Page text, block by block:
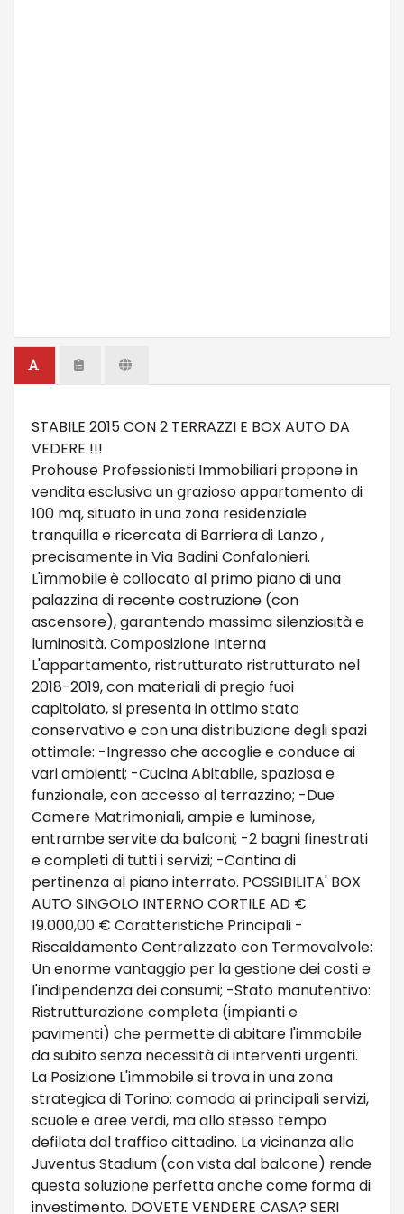
STABILE 2015 CON 2 TERRAZZI E BOX AUTO DA
VEDERE !!!
Prohouse Professionisti Immobiliari propone in
vendita esclusiva un grazioso appartamento di
100 mq, situato in una zona residenziale
tranquilla e ricercata di Barriera di Lanzo ,
precisamente in Via Badini Confalonieri.
L'immobile è collocato al primo piano di una
palazzina di recente costruzione (con
ascensore), garantendo massima silenziosità e
luminosità. Composizione Interna
L'appartamento, ristrutturato ristrutturato nel
2018-2019, con materiali di pregio fuoi
capitolato, si presenta in ottimo stato
conservativo e con una distribuzione degli spazi
ottimale: -Ingresso che accoglie e conduce ai
vari ambienti; -Cucina Abitabile, spaziosa e
funzionale, con accesso al terrazzino; -Due
Camere Matrimoniali, ampie e luminose,
entrambe servite da balconi; -2 bagni finestrati
e completi di tutti i servizi; -Cantina di
pertinenza al piano interrato. POSSIBILITA' BOX
AUTO SINGOLO INTERNO CORTILE AD €
19.000,00 € Caratteristiche Principali -
Riscaldamento Centralizzato con Termovalvole:
Un enorme vantaggio per la gestione dei costi e
l'indipendenza dei consumi; -Stato manutentivo:
Ristrutturazione completa (impianti e
pavimenti) che permette di abitare l'immobile
da subito senza necessità di interventi urgenti.
La Posizione L'immobile si trova in una zona
strategica di Torino: comoda ai principali servizi,
scuole e aree verdi, ma allo stesso tempo
defilata dal traffico cittadino. La vicinanza allo
Juventus Stadium (con vista dal balcone) rende
questa soluzione perfetta anche come forma di
investimento. DOVETE VENDERE CASA? SERI